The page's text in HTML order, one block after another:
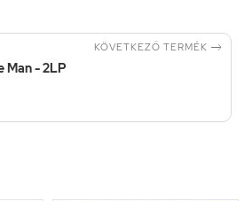
KÖVETKEZŐ TERMÉK 
Man - 2LP